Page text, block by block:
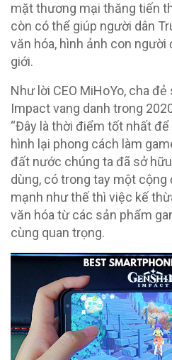
mặt thương mại thăng tiến
còn có thể giúp người dân
văn hóa, hình ảnh con
giới.
Như lời CEO MiHoYo, cha
Impact vang danh trong
“Đây là thời điểm tốt nhất
hình lại phong cách làm
đất nước chúng ta đã sở
dùng, có trong tay một cộng
mạnh như thế thì việc kế
văn hóa từ các sản phẩm
cùng quan trọng.